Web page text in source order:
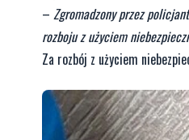
– Zgromadzony przez
rozboju z użyciem
Za rozbój z użyciem